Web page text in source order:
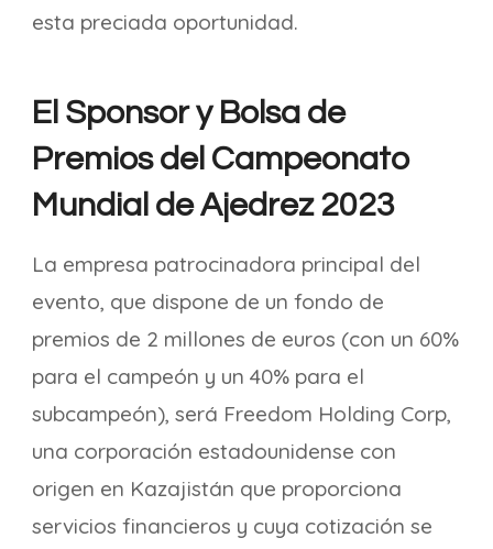
esta preciada oportunidad.
El Sponsor y Bolsa de
Premios del Campeonato
Mundial de Ajedrez 2023
La empresa patrocinadora principal del
evento, que dispone de un fondo de
premios de 2 millones de euros (con un 60%
para el campeón y un 40% para el
subcampeón), será Freedom Holding Corp,
una corporación estadounidense con
origen en Kazajistán que proporciona
servicios financieros y cuya cotización se